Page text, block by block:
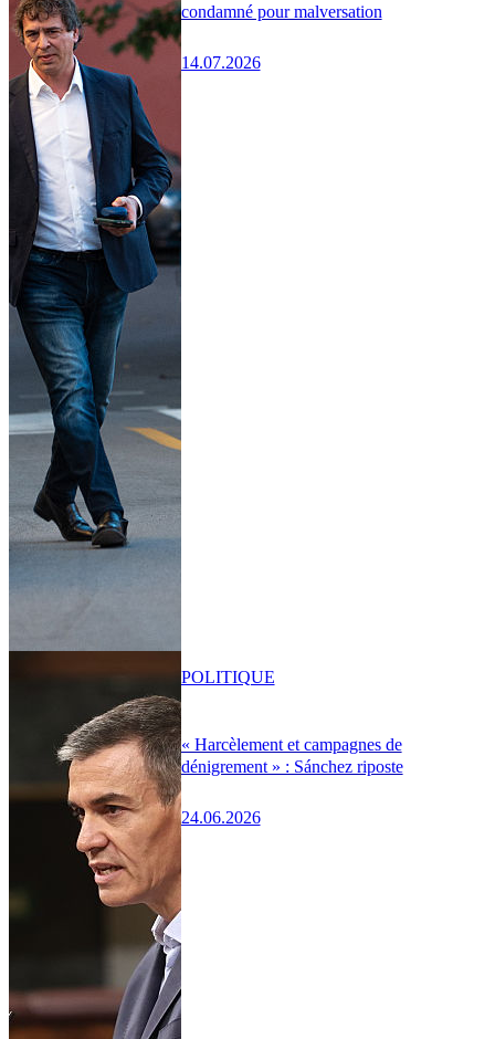
condamné pour malversation
14.07.2026
« Harcèlement et campagnes de
dénigrement » : Sánchez riposte
24.06.2026
POLITIQUE